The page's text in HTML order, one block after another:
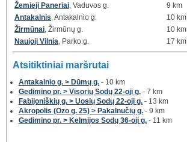
Žemieji Paneriai , Vaduvos g.
9 km
Antakalnis , Antakalnio g.
10 km
Žirmūnai , Žirmūnų g.
10 km
Naujoji Vilnia , Parko g. 17 km
Atsitiktiniai maršrutai
Antakalnio g. > Dūmų g. - 10 km
Gedimino pr. > Visorių Sodų 22-oji g. - 7 km
Fabijoniškių g. > Uosių Sodų 22-oji g. - 13 km
Akropolis (Ozo g. 25) > Pakalnučių g. - 9 km
Gedimino pr. > Kelmijos Sodų 36-oji g. - 11 km